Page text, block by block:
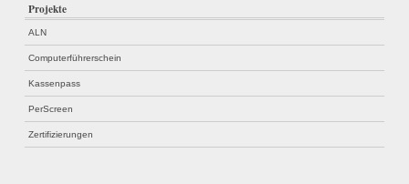
Projekte
ALN
Computerführerschein
Kassenpass
PerScreen
Zertifizierungen